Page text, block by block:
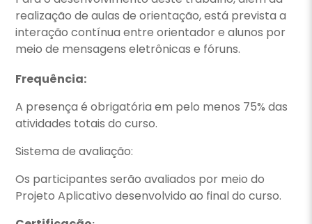
realização de aulas de orientação, está prevista a
interação contínua entre orientador e alunos por
meio de mensagens eletrônicas e fóruns.
Frequência:
A presença é obrigatória em pelo menos 75% das
atividades totais do curso.
Sistema de avaliação:
Os participantes serão avaliados por meio do
Projeto Aplicativo desenvolvido ao final do curso.